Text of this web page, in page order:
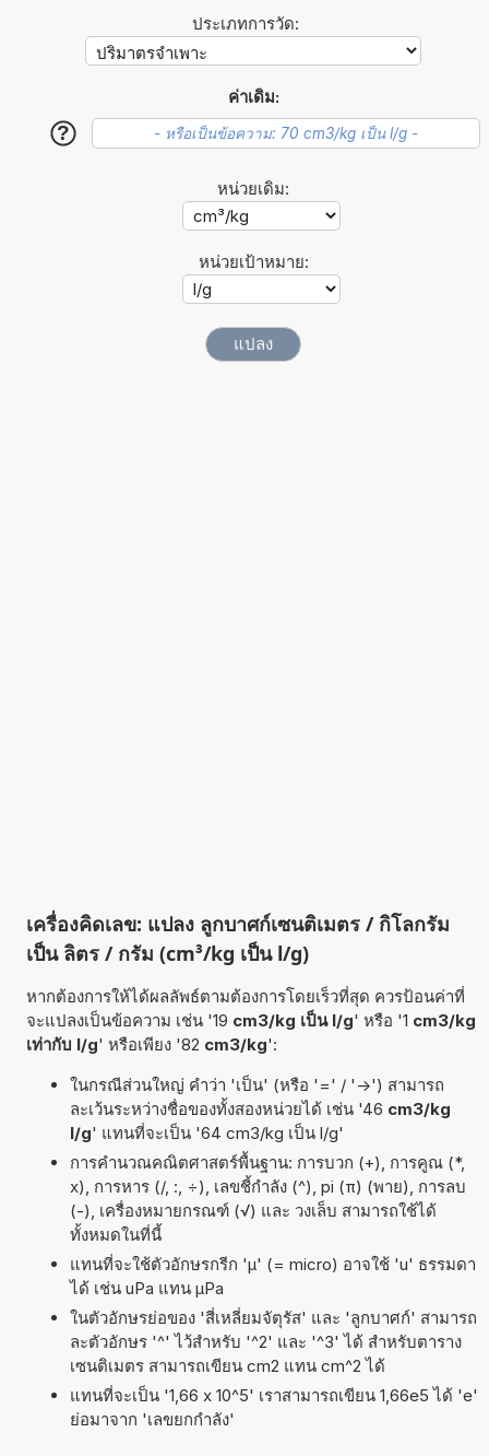
ประเภทการวัด:
ค่าเดิม:
?
หน่วยเดิม:
หน่วยเป้าหมาย:
เครื่องคิดเลข: แปลง ลูกบาศก์เซนติเมตร / กิโลกรัม
เป็น ลิตร / กรัม (cm³/kg เป็น l/g)
หากต้องการให้ได้ผลลัพธ์ตามต้องการโดยเร็วที่สุด ควรป้อนค่าที่
จะแปลงเป็นข้อความ เช่น '19 cm3/kg เป็น l/g' หรือ '1 cm3/kg
เท่ากับ l/g' หรือเพียง '82 cm3/kg':
ในกรณีส่วนใหญ่ คำว่า 'เป็น' (หรือ '=' / '->') สามารถ
ละเว้นระหว่างชื่อของทั้งสองหน่วยได้ เช่น '46 cm3/kg
l/g' แทนที่จะเป็น '64 cm3/kg เป็น l/g'
การคำนวณคณิตศาสตร์พื้นฐาน: การบวก (+), การคูณ (*,
x), การหาร (/, :, ÷), เลขชี้กำลัง (^), pi (π) (พาย), การลบ
(-), เครื่องหมายกรณฑ์ (√) และ วงเล็บ สามารถใช้ได้
ทั้งหมดในที่นี้
แทนที่จะใช้ตัวอักษรกรีก 'µ' (= micro) อาจใช้ 'u' ธรรมดา
ได้ เช่น uPa แทน µPa
ในตัวอักษรย่อของ 'สี่เหลี่ยมจัตุรัส' และ 'ลูกบาศก์' สามารถ
ละตัวอักษร '^' ไว้สำหรับ '^2' และ '^3' ได้ สำหรับตาราง
เซนติเมตร สามารถเขียน cm2 แทน cm^2 ได้
แทนที่จะเป็น '1,66 x 10^5' เราสามารถเขียน 1,66e5 ได้ 'e'
ย่อมาจาก 'เลขยกกำลัง'